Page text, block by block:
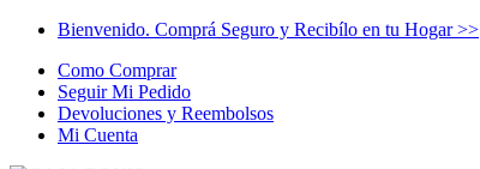
Skip
navigation
Skip
content
Bienvenido. Comprá Seguro y Recibílo en tu Hogar >>
Como Comprar
Seguir Mi Pedido
Devoluciones y Reembolsos
Mi Cuenta